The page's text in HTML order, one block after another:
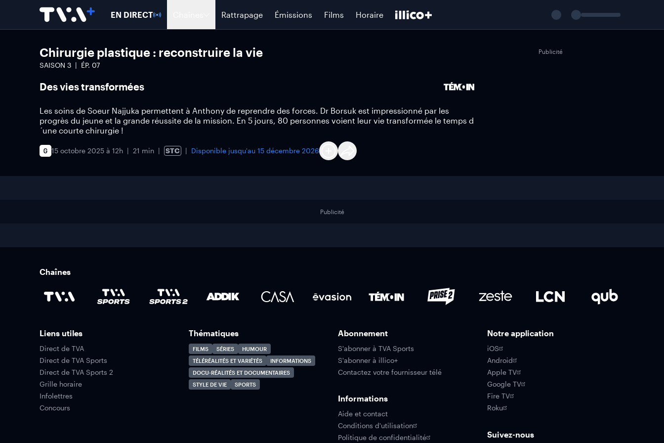
EN DIRECT Rattrapage Émissions Films Horaire
Chirurgie plastique : reconstruire la vie
SAISON 3 ÉP. 07
Des vies transformées
Les soins de Soeur Najjuka permettent à Anthony de reprendre des forces. Dr Borsuk est impressionné par les
progrès du jeune et la grande réussite de la mission. En 5 jours, 80 personnes voient leur vie transformée le temps d
´une courte chirurgie !
15 octobre 2025 à 12h 21 min STC Disponible jusqu'au 15 décembre 2026
Publicité
Publicité
Chaînes
Liens utiles
Direct de TVA
Direct de TVA Sports
Direct de TVA Sports 2
Grille horaire
Infolettres
Concours
Thématiques
FILMS SÉRIES
HUMOUR
TÉLÉRÉALITÉS ET VARIÉTÉS
INFORMATIONS
DOCU-RÉALITÉS ET DOCUMENTAIRES
STYLE DE VIE
SPORTS
Abonnement
S'abonner à TVA Sports
S'abonner à illico+
Contactez votre fournisseur télé
Informations
Aide et contact
Conditions d'utilisation
Politique de confidentialité
Notre application
iOS
Android
Apple TV
Google TV
Fire TV
Roku
Suivez-nous